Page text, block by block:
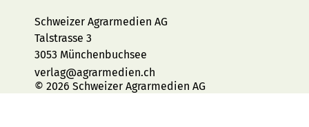
Facebook
Instagram
YouTubeLinkedIn
Schweizer Agrarmedien AG
Talstrasse 3
3053 Münchenbuchsee
verlag@agrarmedien.ch
© 2026 Schweizer Agrarmedien AG